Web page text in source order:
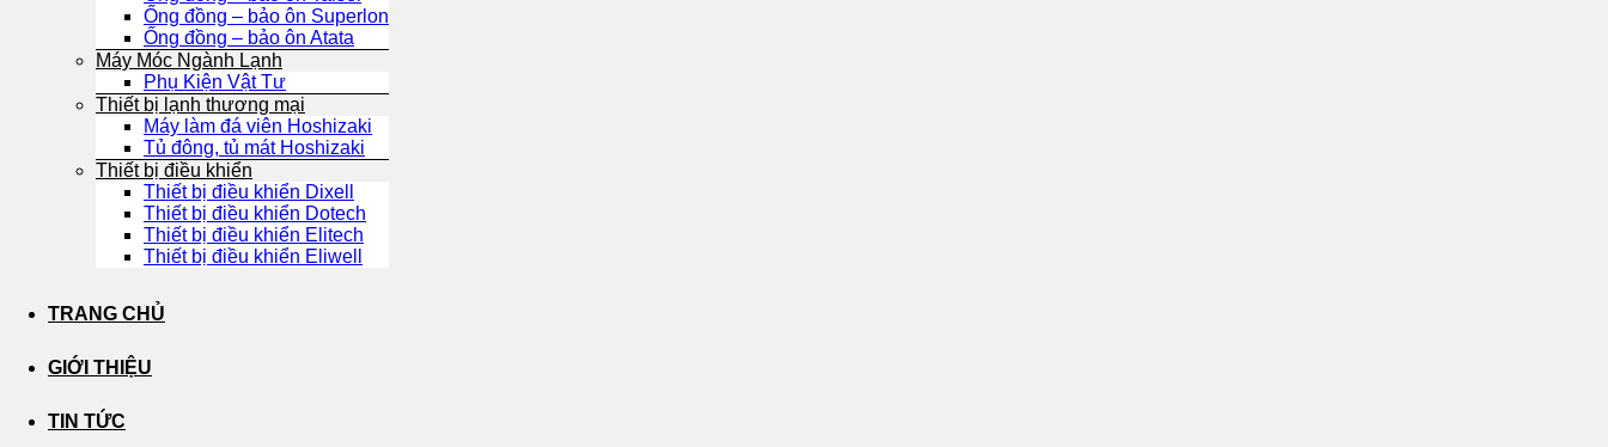
Ống đồng – bảo ôn Superlon
Ống đồng – bảo ôn Atata
Máy Móc Ngành Lạnh
Phụ Kiện Vật Tư
Thiết bị lạnh thương mại
Máy làm đá viên Hoshizaki
Tủ đông, tủ mát Hoshizaki
Thiết bị điều khiển
Thiết bị điều khiển Dixell
Thiết bị điều khiển Dotech
Thiết bị điều khiển Elitech
Thiết bị điều khiển Eliwell
TRANG CHỦ
GIỚI THIỆU
TIN TỨC